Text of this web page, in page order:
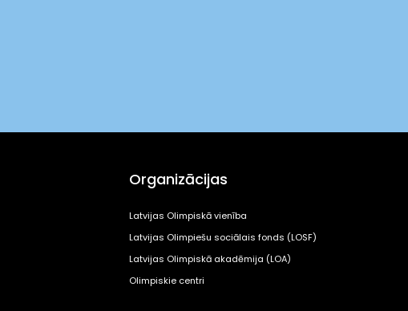
Organizācijas
Latvijas Olimpiskā vienība
Latvijas Olimpiešu sociālais fonds (LOSF)
Latvijas Olimpiskā akadēmija (LOA)
Olimpiskie centri